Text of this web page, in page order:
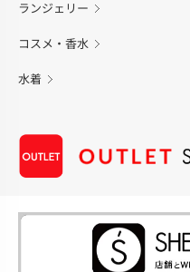
ランジェリー
コスメ・香水
水着